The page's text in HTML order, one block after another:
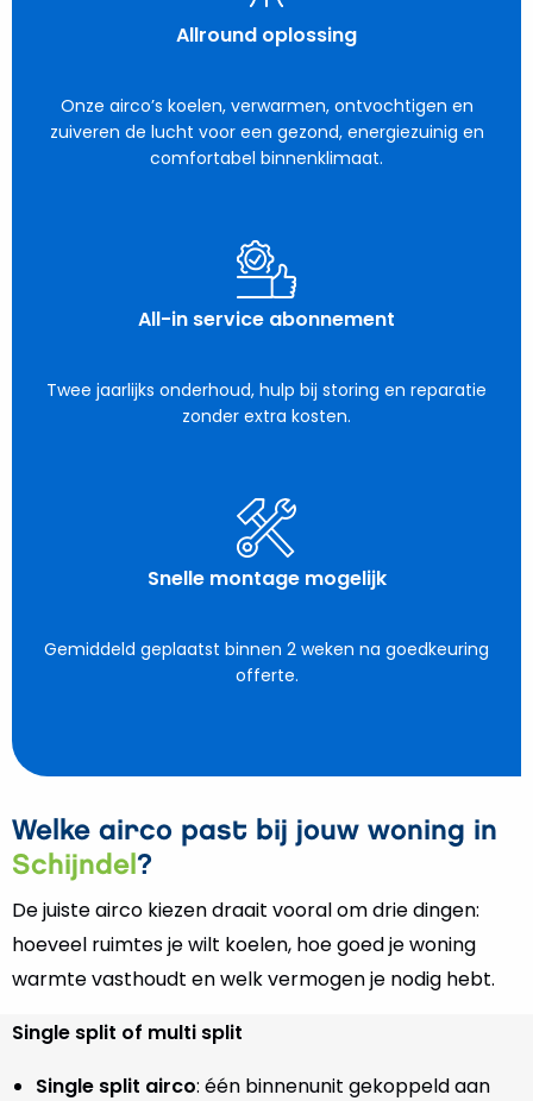
Allround oplossing
Onze airco’s koelen, verwarmen, ontvochtigen en
zuiveren de lucht voor een gezond, energiezuinig en
comfortabel binnenklimaat.
All-in service abonnement
Twee jaarlijks onderhoud, hulp bij storing en reparatie
zonder extra kosten.
Snelle montage mogelijk
Gemiddeld geplaatst binnen 2 weken na goedkeuring
offerte.
Welke airco past bij jouw woning in
Schijndel ?
De juiste airco kiezen draait vooral om drie dingen:
hoeveel ruimtes je wilt koelen, hoe goed je woning
warmte vasthoudt en welk vermogen je nodig hebt.
Single split of multi split
Single split airco: één binnenunit gekoppeld aan